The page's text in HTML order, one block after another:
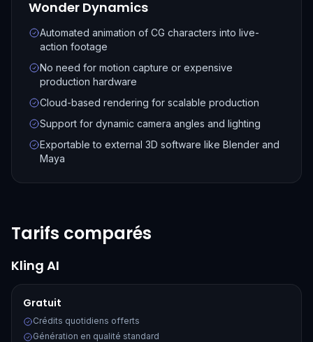
Wonder Dynamics
Automated animation of CG characters into live-
action footage
No need for motion capture or expensive
production hardware
Cloud-based rendering for scalable production
Support for dynamic camera angles and lighting
Exportable to external 3D software like Blender and
Maya
Tarifs comparés
Kling AI
Gratuit
Crédits quotidiens offerts
Génération en qualité standard